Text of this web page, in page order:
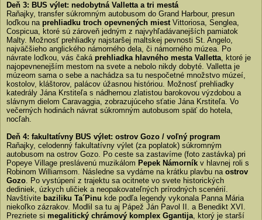
Deň 3: BUS výlet: nedobytná Valletta a tri mestá
Raňajky, transfer súkromným autobusom do Grand Harbour, presun
loďkou na prehliadku troch opevnených miestVittoriosa, Senglea,
Cospicua, ktoré sú zároveň jedným z najvyhľadávanejších pamiatok
Malty. Možnosť prehliadky najstaršej maltskej pevnosti St. Angelo,
najväčšieho anglického námorného dela, či námorného múzea. Po
návrate loďkou, vás čaká prehliadka hlavného mesta Valletta, ktoré je
najopevnenejším mestom na svete a nebolo nikdy dobyté. Valletta je
múzeom sama o sebe a nachádza sa tu nespočetné množstvo múzeí,
kostolov, kláštorov, palácov úžasnou históriou. Možnosť prehliadky
katedrály Jána Krstiteľa s nádhernou zlatistou barokovou výzdobou a
slávnym dielom Caravaggia, zobrazujúceho sťatie Jána Krstiteľa. Vo
večerných hodinách návrat súkromným autobusom späť do hotela,
nocľah.
Deň 4: fakultatívny BUS výlet: ostrov Gozo / voľný program
Raňajky, celodenný fakultatívny výlet (za poplatok) súkromným
autobusom na ostrov Gozo. Po ceste sa zastavíme (foto zastávka) pri
Popeye Village preslávenú muzikálom Pepek Námorník v hlavnej roli s
Robinom Williamsom. Následne sa vydáme na krátku plavbu na ostrov
Gozo. Po vystúpení z trajektu sa ocitnete vo svete historických
dediniek, úzkych uličiek a neopakovateľných prírodných scenérií.
Navštívite baziliku Ta´Pinu kde podľa legendy vykonala Panna Mária
niekoľko zázrakov. Modlil sa tu aj Pápež Ján Pavol II. a Benedikt XVI.
Prezriete si megalitický chrámový komplex Ggantija, ktorý je starší